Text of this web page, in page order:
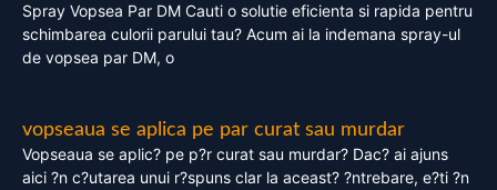
Spray Vopsea Par DM Cauti o solutie eficienta si rapida pentru
schimbarea culorii parului tau? Acum ai la indemana spray-ul
de vopsea par DM, o
vopseaua se aplica pe par curat sau murdar
Vopseaua se aplic? pe p?r curat sau murdar? Dac? ai ajuns
aici ?n c?utarea unui r?spuns clar la aceast? ?ntrebare, e?ti ?n